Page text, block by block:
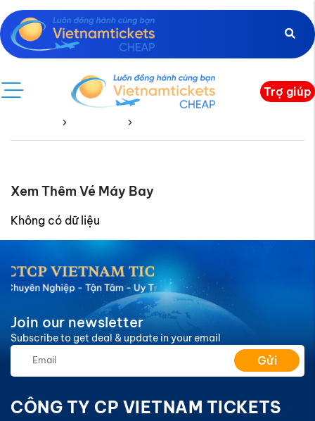
Trợ giúp
Xem Thêm Vé Máy Bay
Không có dữ liệu
Join our newsletter
Subscribe to get deal & update in your email
Gửi
CÔNG TY CP VIETNAM TICKETS